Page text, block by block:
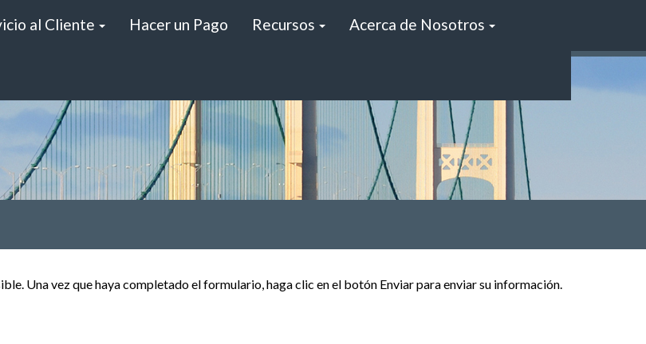
al Cliente Hacer un Pago Recursos Acerca de Nosotros
Una vez que haya completado el formulario, haga clic en el botón Enviar para enviar su información.